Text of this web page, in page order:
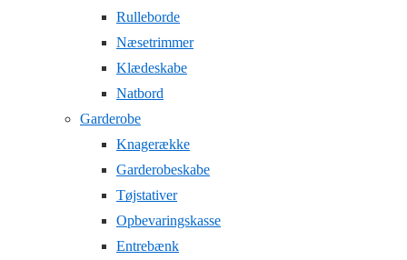
Rulleborde
Næsetrimmer
Klædeskabe
Natbord
Garderobe
Knagerække
Garderobeskabe
Tøjstativer
Opbevaringskasse
Entrebænk